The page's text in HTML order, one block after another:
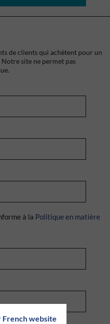
website
de clients qui achètent pour un
site ne permet pas
à la Politique en matière